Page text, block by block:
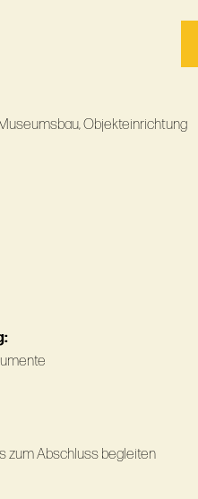
Objekteinrichtung
zum Abschluss begleiten